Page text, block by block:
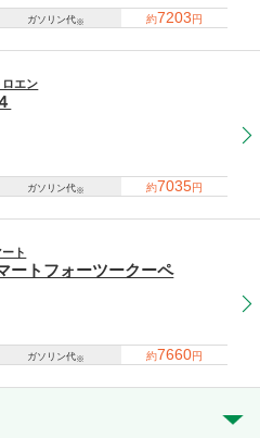
ガソリン代※ 約7203円
ロエン
ガソリン代※ 約7035円
ト
ートフォーツークーペ
ガソリン代※ 約7660円